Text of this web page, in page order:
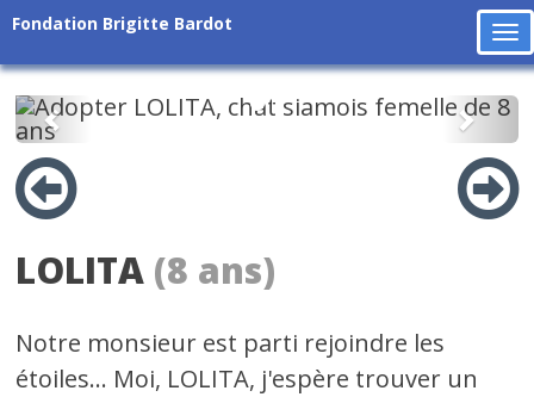
Fondation Brigitte Bardot
Précédent
LOLITA (8 ans)
Notre monsieur est parti rejoindre les
étoiles... Moi, LOLITA, j'espère trouver un